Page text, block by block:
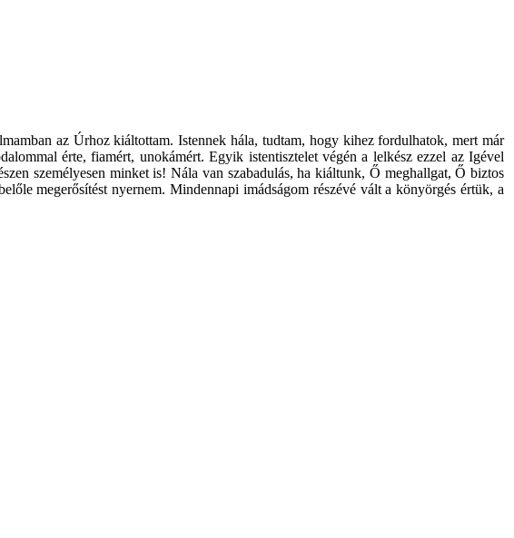
az Úrhoz kiáltottam. Istennek hála, tudtam, hogy kihez fordulhatok, mert már
érte, fiamért, unokámért. Egyik istentisztelet végén a lelkész ezzel az Igével
személyesen minket is! Nála van szabadulás, ha kiáltunk, Ő meghallgat, Ő biztos
megerősítést nyernem. Mindennapi imádságom részévé vált a könyörgés értük, a